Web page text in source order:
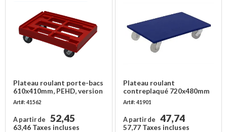
Plateau roulant porte-bacs
610x410mm, PEHD, version
soudée
Art#: 41562
A partir de 52,45
63,46 Taxes incluses
Plateau roulant
contreplaqué 720x480mm
- Roues PP
Art#: 41901
A partir de 47,74
57,77 Taxes incluses